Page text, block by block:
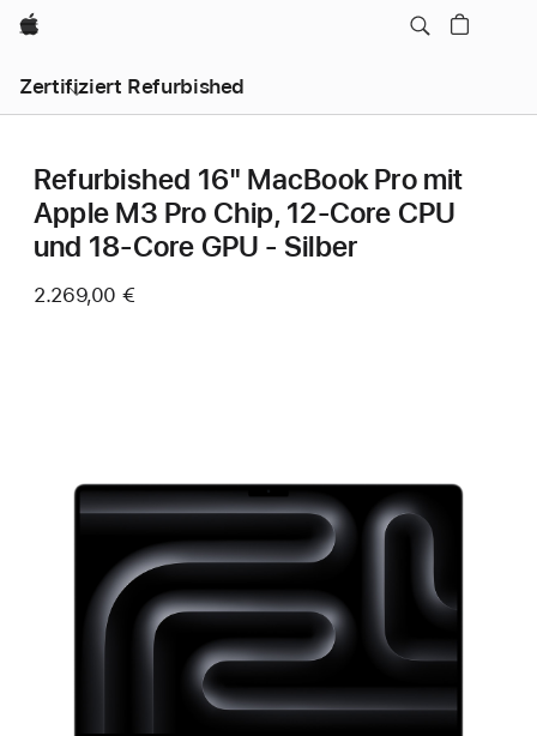
Apple
Zertifiziert Refurbished
Refurbished 16" MacBook Pro mit
Apple M3 Pro Chip, 12‑Core CPU
und 18‑Core GPU - Silber
2.269,00 €